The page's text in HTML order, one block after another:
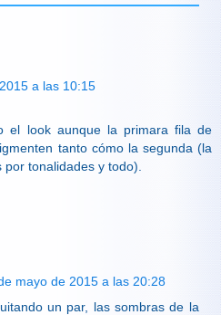
a las 10:15
el look aunque la primara fila de
tanto cómo la segunda (la
tonalidades y todo).
mayo de 2015 a las 20:28
un par, las sombras de la